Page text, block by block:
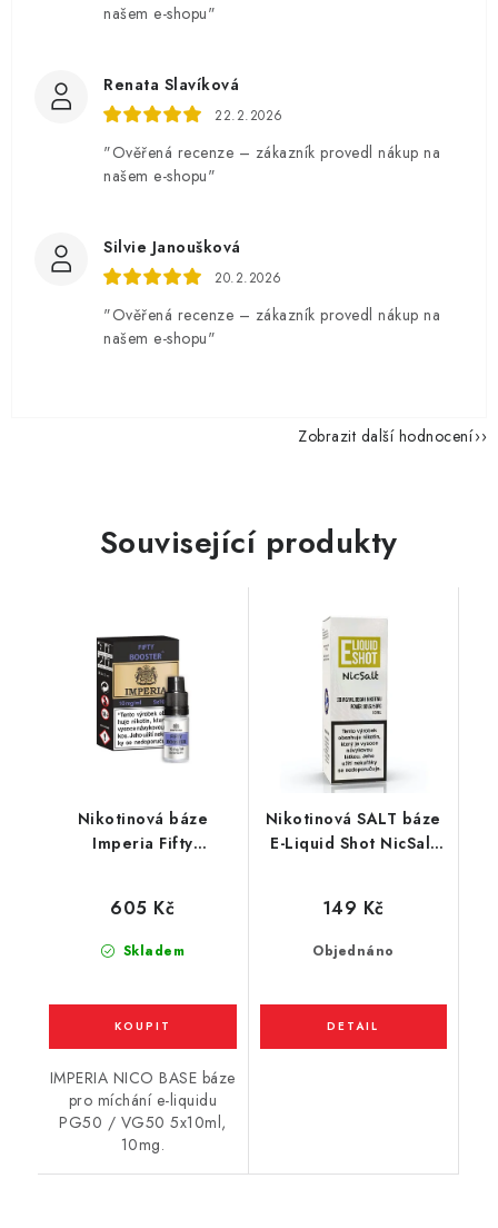
našem e-shopu"
Renata Slavíková
22.2.2026
"Ověřená recenze – zákazník provedl nákup na
našem e-shopu"
Silvie Janoušková
20.2.2026
"Ověřená recenze – zákazník provedl nákup na
našem e-shopu"
Zobrazit další hodnocení
Související produkty
Nikotinová báze
Imperia Fifty
Skladem
605 Kč
IMPERIA NICO BASE báze
pro míchání e-liquidu
PG50 / VG50 5x10ml,
10mg.
Nikotinová SALT báze
E-Liquid Shot NicSalt
Objednáno
149 Kč